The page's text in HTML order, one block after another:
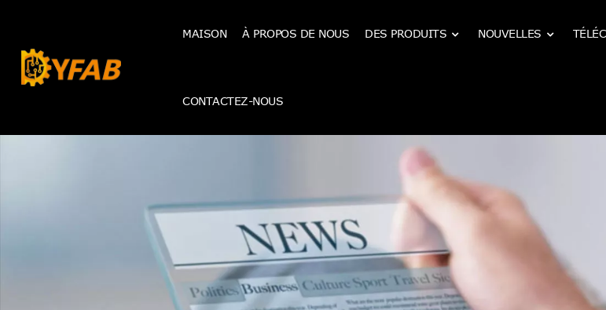
MAISON À PROPOS DE NOUS DES PRODUITS NOUVELLES
CONTACTEZ-NOUS